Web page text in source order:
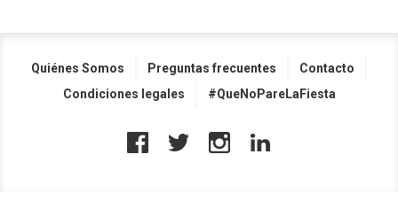
Quiénes Somos Preguntas frecuentes
Contacto
Condiciones legales
#QueNoPareLaFiesta